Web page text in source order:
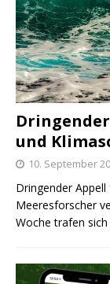
und
10. September
Dringender
Meeresforscher
Woche trafen